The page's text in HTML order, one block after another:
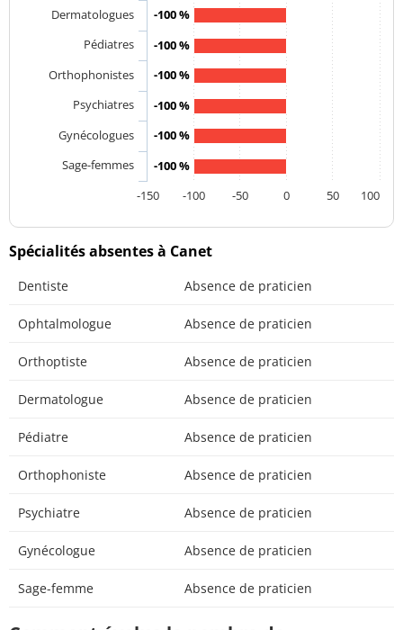
-100 %
-100 %
-100 %
-100 %
-100 %
-100 %
Dermatologues
Pédiatres
Orthophonistes
Psychiatres
Gynécologues
Sage-femmes
-150
-100 -50 0 50 100
Spécialités absentes à Canet
Dentiste Absence de praticien
Ophtalmologue Absence de praticien
Orthoptiste Absence de praticien
Dermatologue Absence de praticien
Pédiatre Absence de praticien
Orthophoniste Absence de praticien
Psychiatre Absence de praticien
Gynécologue Absence de praticien
Sage-femme Absence de praticien